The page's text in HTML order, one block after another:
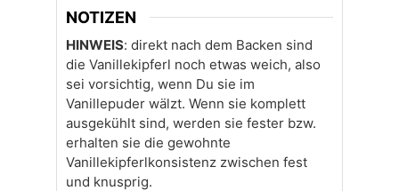
NOTIZEN
HINWEIS: direkt nach dem Backen sind
die Vanillekipferl noch etwas weich, also
sei vorsichtig, wenn Du sie im
Vanillepuder wälzt. Wenn sie komplett
ausgekühlt sind, werden sie fester bzw.
erhalten sie die gewohnte
Vanillekipferlkonsistenz zwischen fest
und knusprig.